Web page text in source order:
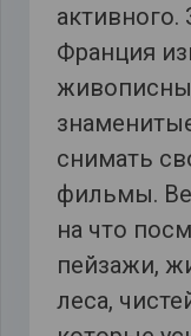
активного.
Франция
снимать
фильмы.
на что
пейзажи,
леса,